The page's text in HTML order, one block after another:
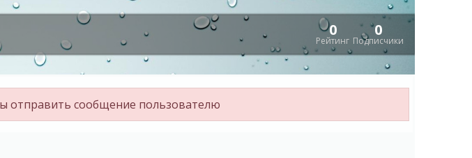
Рейтинг
0
Подписчики
0
отправить сообщение пользователю